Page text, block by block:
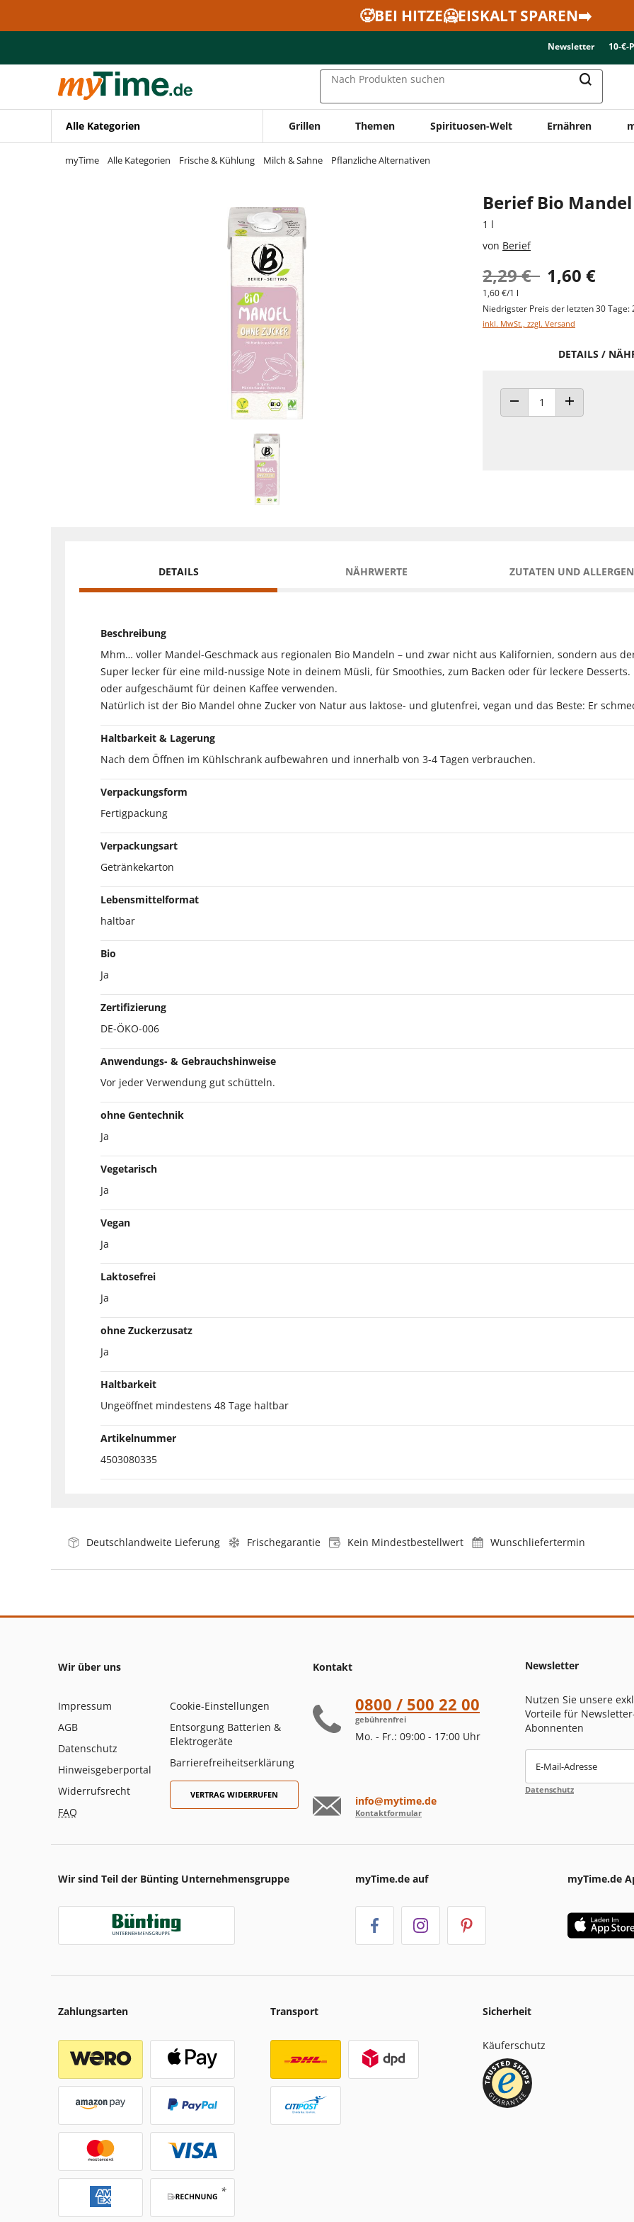
Zur Navigation springen
🥵BEI HITZE🥶EISKALT SPAREN➡️
Newsletter 10-€-
Nach Produkten suchen
Alle Kategorien Grillen Themen Spirituosen-Welt Ernähren
myTime Alle Kategorien Frische & Kühlung Milch & Sahne Pflanzliche Alternativen
Berief Bio
1 l
von Berief
2,29 € 1,60 €
1,60 €/1 l
Niedrigster Preis der letzten 30 Tage:
inkl. MwSt., zzgl. Versand
DETAILS /
ANZAHL VERRINGERN
ANZAHL
DETAILS NÄHRWERTE ZUTATEN UND
Beschreibung
Mhm… voller Mandel-Geschmack aus regionalen Bio Mandeln – und zwar nicht aus Kalifornien, sondern aus
Super lecker für eine mild-nussige Note in deinem Müsli, für Smoothies, zum Backen oder für leckere
oder aufgeschäumt für deinen Kaffee verwenden.
Natürlich ist der Bio Mandel ohne Zucker von Natur aus laktose- und glutenfrei, vegan und das Beste: Er
Haltbarkeit & Lagerung
Nach dem Öffnen im Kühlschrank aufbewahren und innerhalb von 3-4 Tagen verbrauchen.
Verpackungsform
Fertigpackung
Verpackungsart
Getränkekarton
Lebensmittelformat
haltbar
Bio
Ja
Zertifizierung
DE-ÖKO-006
Anwendungs- & Gebrauchshinweise
Vor jeder Verwendung gut schütteln.
ohne Gentechnik
Ja
Vegetarisch
Ja
Vegan
Ja
Laktosefrei
Ja
ohne Zuckerzusatz
Ja
Haltbarkeit
Ungeöffnet mindestens 48 Tage haltbar
Artikelnummer
4503080335
Deutschlandweite Lieferung Frischegarantie Kein Mindestbestellwert Wunschliefertermin
Wir über uns
Impressum
AGB
Datenschutz
Hinweisgeberportal
Widerrufsrecht
FAQ
Cookie-Einstellungen
Entsorgung Batterien &
Elektrogeräte
Barrierefreiheitserklärung
VERTRAG WIDERRUFEN
Kontakt
0800 / 500 22 00
gebührenfrei
Mo. - Fr.: 09:00 - 17:00 Uhr
info@mytime.de
Kontaktformular
Newsletter
Nutzen Sie unsere
Vorteile für
Abonnenten
E-Mail-Adresse
Datenschutz
Wir sind Teil der Bünting Unternehmensgruppe myTime.de auf myTime.de
Zahlungsarten Transport Sicherheit
Käuferschutz